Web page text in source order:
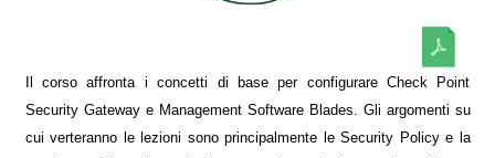
Il corso affronta i concetti di base per configurare Check Point
Security Gateway e Management Software Blades. Gli argomenti su
cui verteranno le lezioni sono principalmente le Security Policy e la